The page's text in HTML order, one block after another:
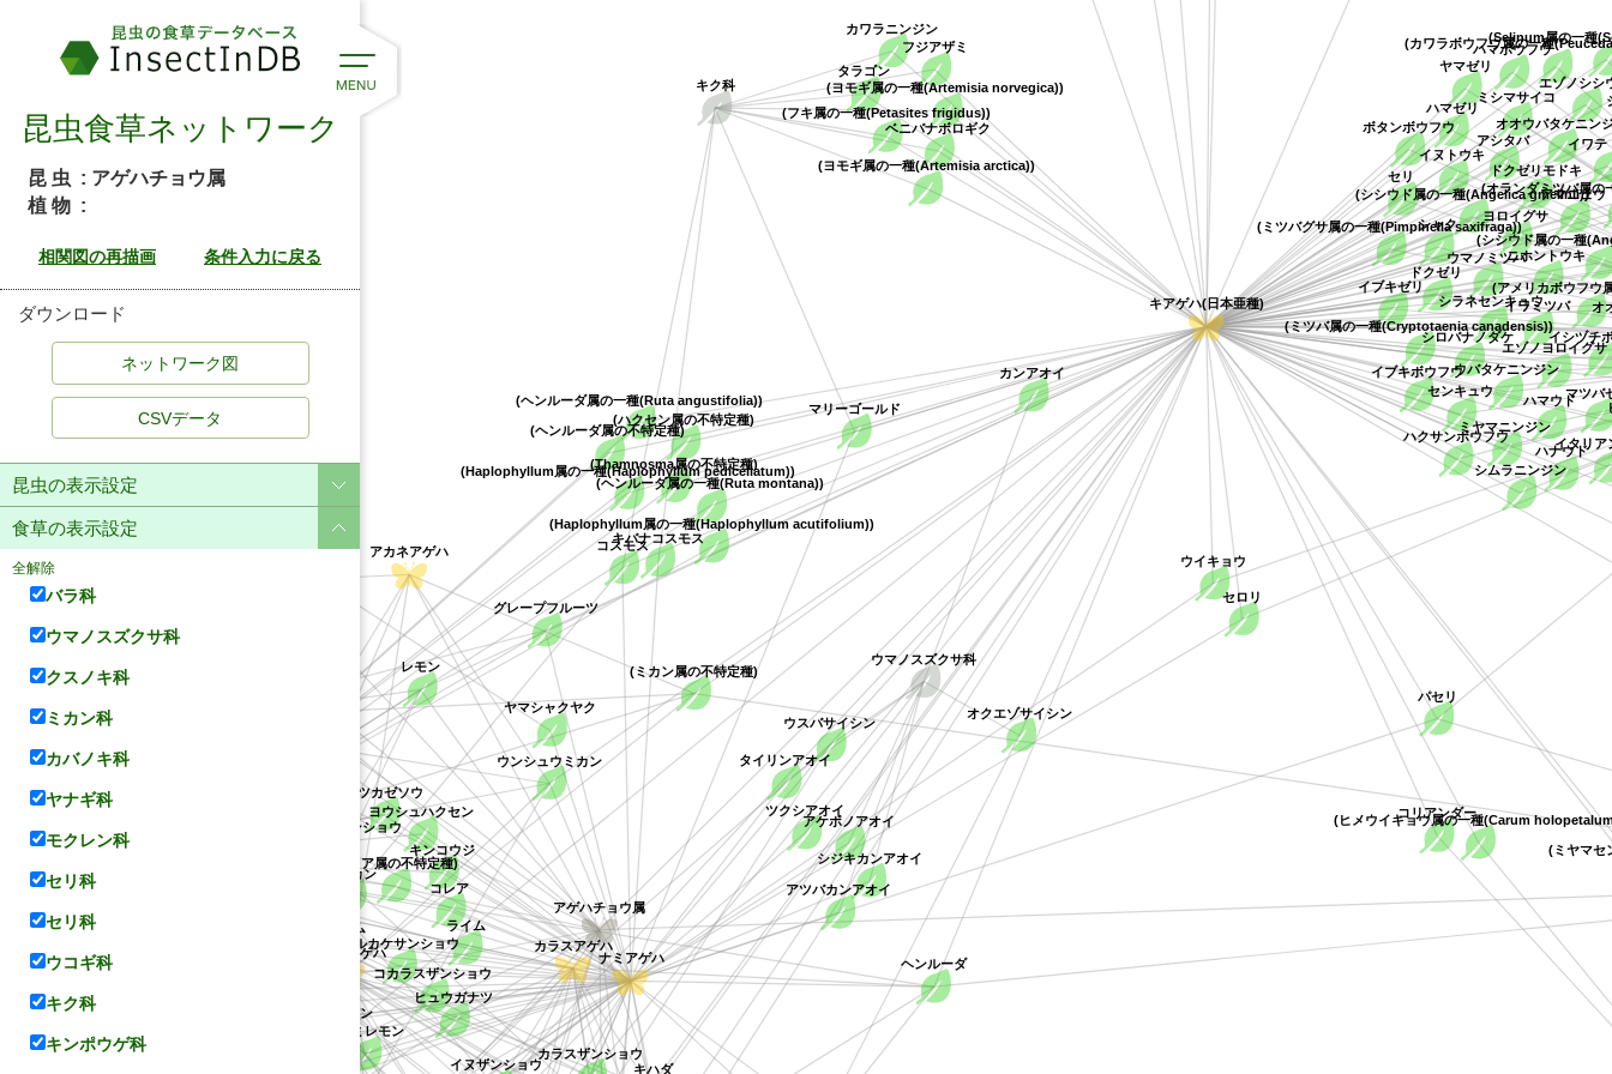
アゲハチョウ属
ウマノスズクサ科
ウスバサイシン
ミカン科
ヒラミレモン
ヘンルーダ
カラスザンショウ
イヌザンショウ
(ミカン属の不特定種)
カラスアゲハ
レモン
ナツミカン
モンキアゲハ
ウンシュウミカン
コカラスザンショウ
オクエゾサイシン
キアゲハ(日本亜種)
(ミヤマ
(ハクセン属の不特定種)
(アメリカボウフ
(ヘンルーダ属の不特定種)
(Thamnosma属の不特定種)
イワミツバ
ドクゼリモドキ
ニホントウキ
イワ
エゾノヨロイグ
ヨロイグサ
シロバナノダケ
アマニュ
(シシウド属の一種(Angelica gmelinii))
ハマウド
アシタバ
シラネセンキュウ
イシヅチ
イヌトウキ
(シシウド属の一種
ウバタケニンジン
オオウバタケニン
シャク
(オランダミツバ属
セロリ
キク科
カワラニンジン
(ヨモギ属の一種(Artemisia arctica))
タラゴン
(ヨモギ属の一種(Artemisia norvegica))
カンアオイ
ミシマサイコ
(ヒメウイキョウ属の一種(Carum
ドクゼリ
フジアザミ
グレープフルーツ
ハマゼリ
センキュウ
エゾノシ
コリアンダー
コスモス
ベニバナボロギク
(ミツバ属の一種(Cryptotaenia canadensis))
マツ
ウイキョウ
ハマボウフウ
(Haplophyllum属の一種(Haplophyllum acutifolium))
(Haplophyllum属の一種(Haplophyllum pedicellatum))
ハナウド
イブキボウフウ
セリ
ミヤマニンジン
ヤマゼリ
(フキ属の一種(Petasites frigidus))
パセリ
イタリ
ボタンボウフウ
ハクサンボウフウ
(カワラボウフウ属の一種
(ミツバグサ属の一種(Pimpinella saxifraga))
シムラニンジン
(ヘンルーダ属の一種(Ruta angustifolia))
(ヘンルーダ属の一種(Ruta montana))
ウマノミツバ
(Selinum属の一
マリーゴールド
イブキゼリ
オートー
オオバアワダン
ボタン科
ヤマシキミ
アカネアゲハ
(コレア属の不特定種)
ナミアゲハ
サルカケサンショウ
タイリンアオイ
シジキカンアオイ
ツクシアオイ
アケボノアオイ
アツバカンアオイ
マツカゼソウ
ライム
キンコウジ
ヒュウガナツ
タンカン
コレア
キバナコスモス
ヨウシュハクセン
ヤマシャクヤク
アサクラサンショウ
昆虫食草ネットワーク
昆 虫 : アゲハチョウ属
植 物 :
ダウンロード
CSVデータ
昆虫の表示設定
食草の表示設定
全解除
バラ科
ウマノスズクサ科
クスノキ科
ミカン科
カバノキ科
ヤナギ科
モクレン科
セリ科
セリ科
ウコギ科
キク科
キンポウゲ科